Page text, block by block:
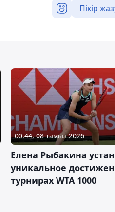
Пікір
00:44, 08 тамыз 2026
Елена Рыбакина
уникальное
турнирах WTA 1000